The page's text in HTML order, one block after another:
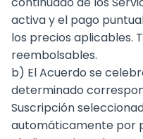
activa y el pago
los precios aplicables.
reembolsables.
b) El Acuerdo se
determinado
Suscripción
automáticamente por